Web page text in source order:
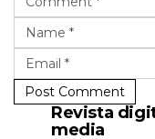
Post Comment
Revista
media